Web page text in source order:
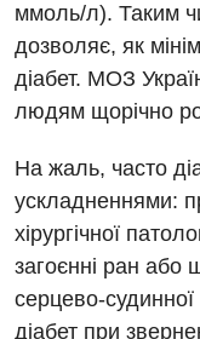
Відділення
Гастроентерологія
Гінекологічне
Денний стаціонар
Дієтологія
Ендокринологія
ммоль/л). Таким
дозволяє, як
діабет. МОЗ
людям щорічно
На жаль, часто
ускладненнями:
хірургічної
загоєнні ран або
серцево-
діабет при